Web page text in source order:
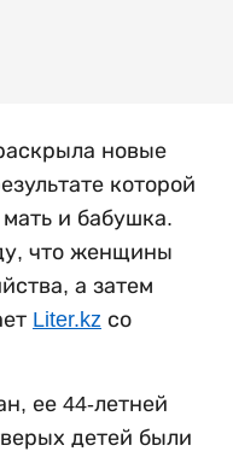
новые
которой
и бабушка.
что женщины
а затем
Liter.kz со
ее 44-летней
детей были